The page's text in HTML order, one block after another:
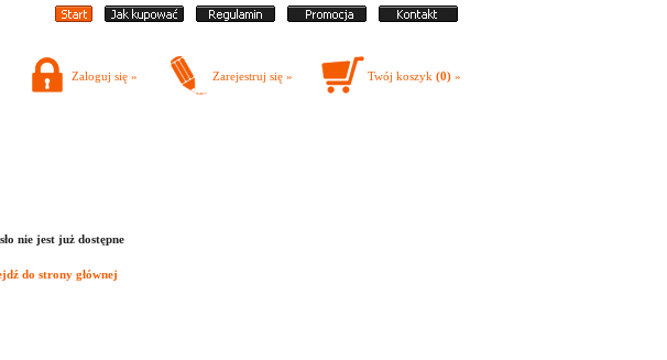
Zaloguj się » Zarejestruj się » Twój koszyk (0) »
nie jest już dostępne
do strony głównej